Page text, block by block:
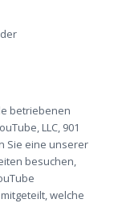
betriebenen
LLC, 901
Sie eine unserer
besuchen,
welche